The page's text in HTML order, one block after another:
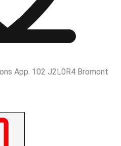
App. 102 J2L0R4 Bromont